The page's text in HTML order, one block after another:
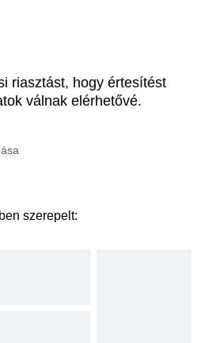
riasztást, hogy értesítést
válnak elérhetővé.
szerepelt: